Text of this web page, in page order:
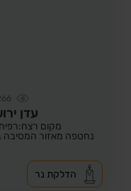
עדן
מקום
נחטפה מאזור
הדלקת נר